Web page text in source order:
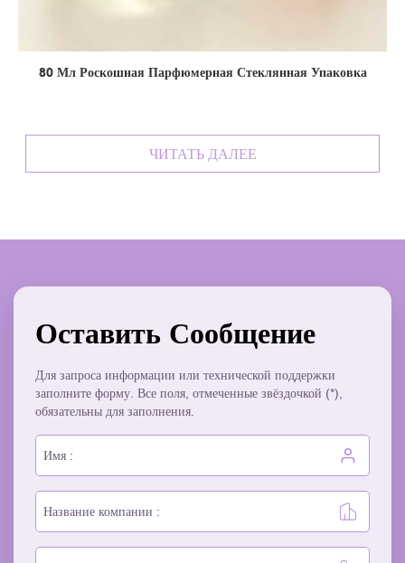
80 Мл Роскошная Парфюмерная Стеклянная Упаковка
ЧИТАТЬ ДАЛЕЕ
Оставить Сообщение
Для запроса информации или технической поддержки
заполните форму. Все поля, отмеченные звёздочкой (*),
обязательны для заполнения.